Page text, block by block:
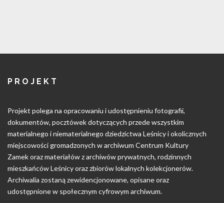
PROJEKT
Projekt polega na opracowaniu i udostępnieniu fotografii,
dokumentów, pocztówek dotyczących przede wszystkim
materialnego i niematerialnego dziedzictwa Leśnicy i okolicznych
miejscowości gromadzonych w archiwum Centrum Kultury
Zamek oraz materiałów z archiwów prywatnych, rodzinnych
mieszkańców Leśnicy oraz zbiorów lokalnych kolekcjonerów.
Archiwalia zostaną zewidencjonowane, opisane oraz
udostępnione w społecznym cyfrowym archiwum.